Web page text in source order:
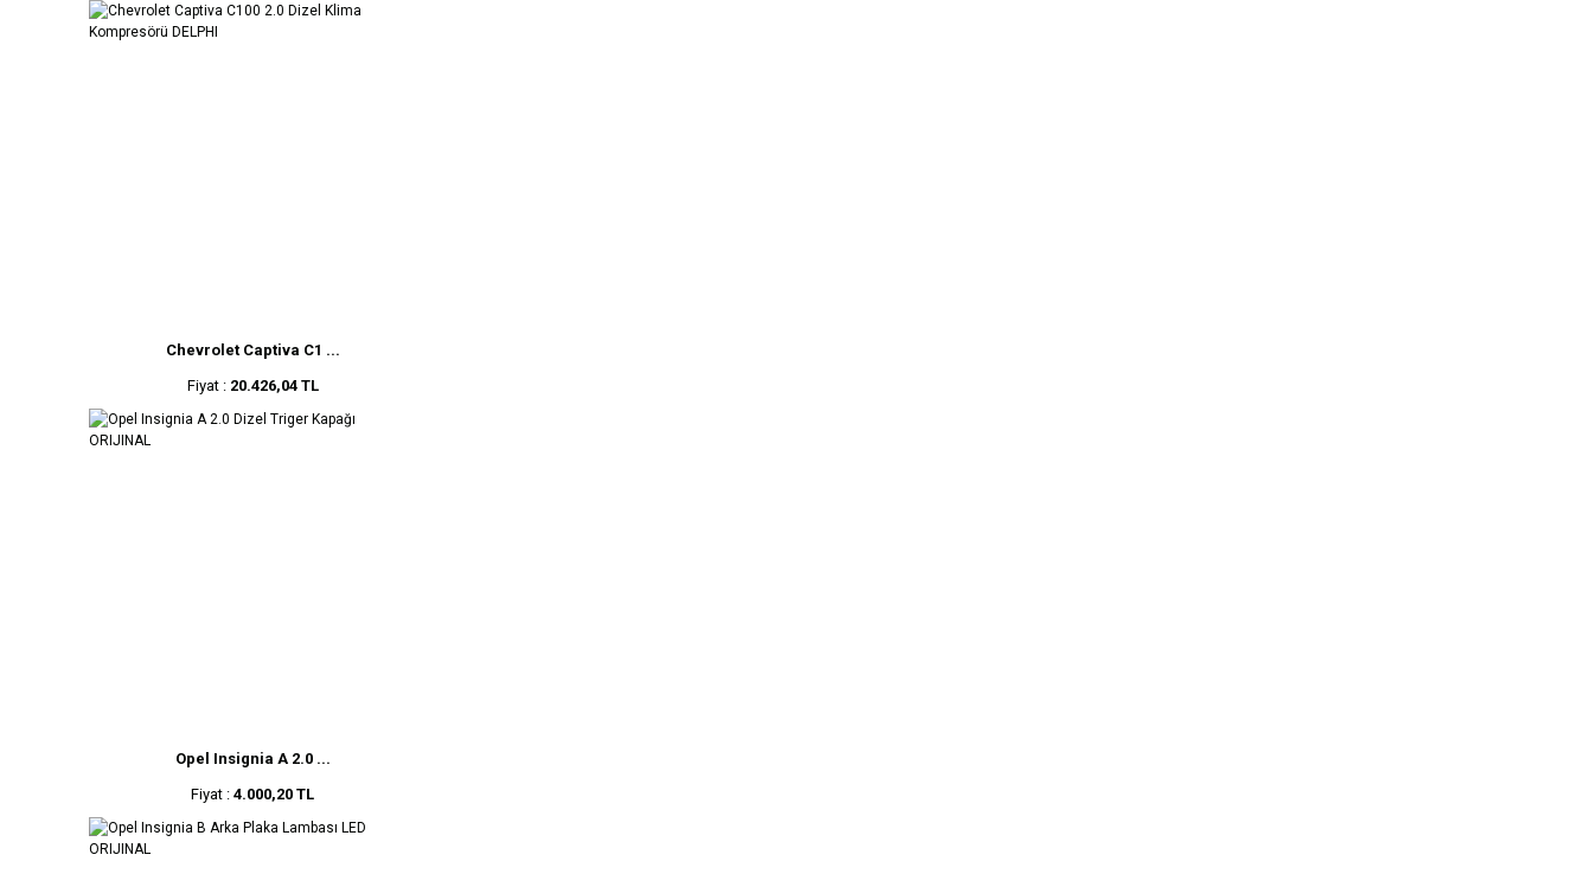
Chevrolet Captiva C1 ...
Fiyat : 20.426,04 TL
Opel Insignia A 2.0 ...
Fiyat : 4.000,20 TL